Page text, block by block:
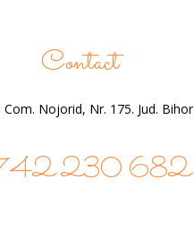
Contact
Com. Nojorid, Nr. 175. Jud. Bihor
230 682